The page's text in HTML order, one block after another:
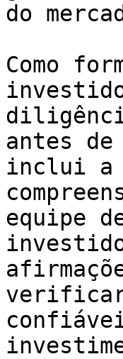
do
Como
antes
inclui a
equipe